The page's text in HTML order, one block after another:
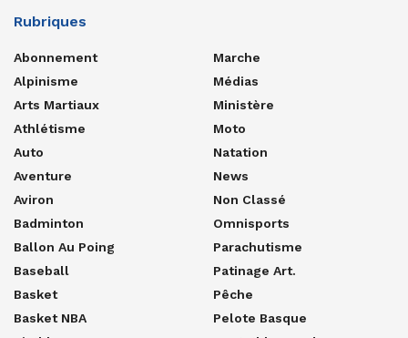
Rubriques
Abonnement
Alpinisme
Arts Martiaux
Athlétisme
Auto
Aventure
Aviron
Badminton
Ballon Au Poing
Baseball
Basket
Basket NBA
Marche
Médias
Ministère
Moto
Natation
News
Non Classé
Omnisports
Parachutisme
Patinage Art.
Pêche
Pelote Basque